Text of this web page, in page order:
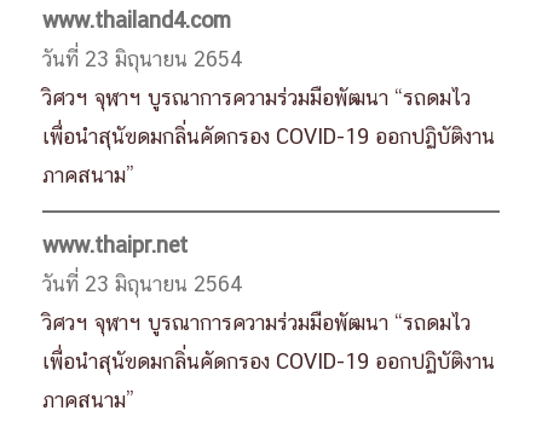
www.thailand4.com
วันที่ 23 มิถุนายน 2654
วิศวฯ จุฬาฯ บูรณาการความร่วมมือพัฒนา “รถดมไว
เพื่อนำสุนัขดมกลิ่นคัดกรอง COVID-19 ออกปฏิบัติงาน
ภาคสนาม”
www.thaipr.net
วันที่ 23 มิถุนายน 2564
วิศวฯ จุฬาฯ บูรณาการความร่วมมือพัฒนา “รถดมไว
เพื่อนำสุนัขดมกลิ่นคัดกรอง COVID-19 ออกปฏิบัติงาน
ภาคสนาม”